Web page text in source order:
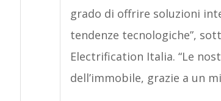
grado di offrire soluzioni
tendenze tecnologiche”,
Electrification Italia. “Le
dell’immobile, grazie a un